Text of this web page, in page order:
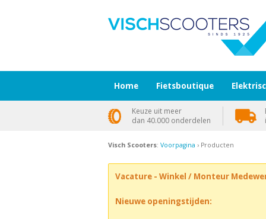
Visch Scooters: Voorpagina › Producten
Vacature - Winkel / Monteur
Nieuwe openingstijden:
Home Fietsboutique
Keuze uit meer
dan 40.000 onderdelen